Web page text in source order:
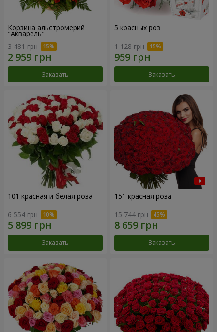
Корзина альстромерий
"Акварель"
3 481 грн
Заказать
5 красных роз
1 128 грн
Заказать
101 красная и белая роза
6 554 грн
Заказать
151 красная роза
15 744 грн
Заказать